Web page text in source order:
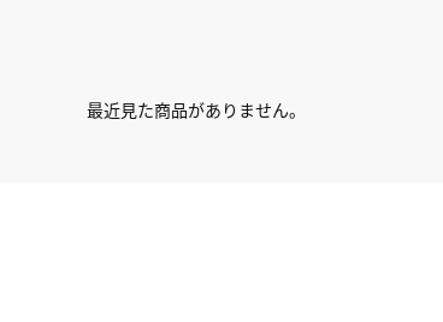
最近見た商品がありません。